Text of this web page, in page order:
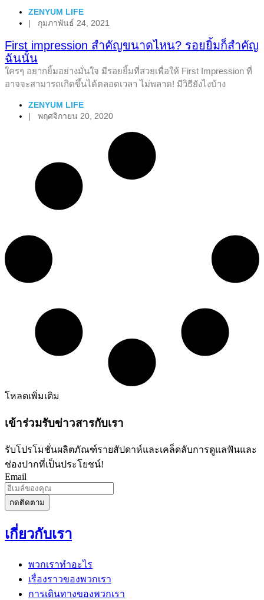
ZENYUM LIFE
|
กุมภาพันธ์ 24, 2021
First impression สำคัญขนาดไหน? รอยยิ้มก็สำคัญ
ฉันนั้น
ใครๆ อยากยิ้มอย่างมั่นใจ มีรอยยิ้มที่สวยเพื่อให้ First Impression ที่
อาจจะสามารถเกิดขึ้นได้ตลอดเวลา ไม่พลาด! มีวิธียังไงบ้าง
ZENYUM LIFE
|
พฤศจิกายน 20, 2020
โหลดเพิ่มเติม
เข้าร่วมรับข่าวสารกับเรา
รับโปรโมชั่นผลิตภัณฑ์รายสัปดาห์และเคล็ดลับการดูแลฟันและ
ช่องปากที่เป็นประโยชน์!
Email
เกี่ยวกับเรา
พวกเราทำอะไร
เรื่องราวของพวกเรา
การเดินทางของพวกเรา